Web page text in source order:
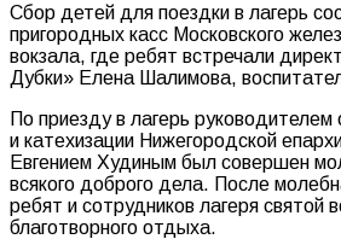
Сбор детей для поездки в лагерь
пригородных касс Московского
вокзала, где ребят встречали
Дубки» Елена Шалимова,
По приезду в лагерь
и катехизации Нижегородской
Евгением Худиным был совершен
всякого доброго дела. После
ребят и сотрудников лагеря святой
благотворного отдыха.